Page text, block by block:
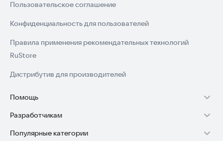
Пользовательское соглашение
Конфиденциальность для пользователей
Правила применения рекомендательных технологий
RuStore
Дистрибутив для производителей
Помощь
Установка RuStore на TV
Установка RuStore на телефон
Разработчикам
Зарабатывать с RuStore
Популярные категории